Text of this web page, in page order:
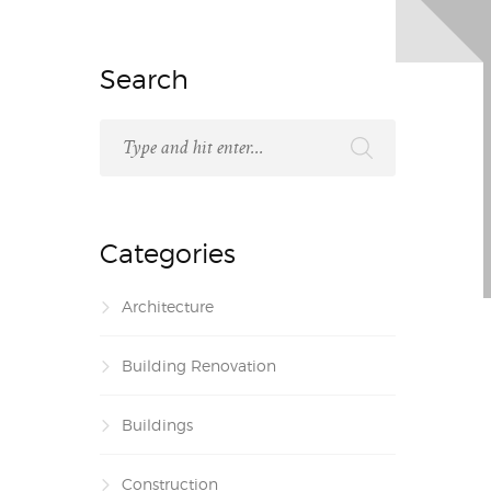
Search
Categories
Architecture
Building Renovation
Buildings
Construction